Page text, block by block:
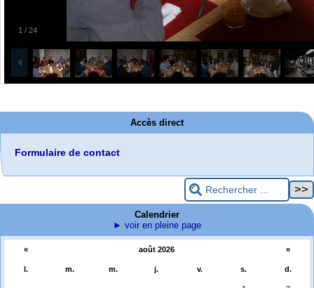
1 / 24
Accès direct
Formulaire de contact
Calendrier
► voir en pleine page
« août 2026 »
l. m. m. j. v. s. d.